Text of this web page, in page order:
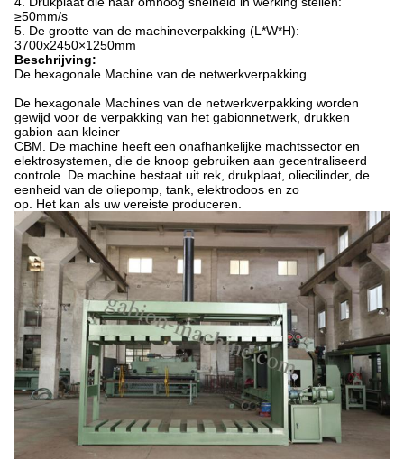
≥50mm/s
5. De grootte van de machineverpakking (L*W*H):
3700x2450×1250mm
Beschrijving:
De hexagonale Machine van de netwerkverpakking
De hexagonale Machines van de netwerkverpakking worden
gewijd voor de verpakking van het gabionnetwerk, drukken
gabion aan kleiner
CBM. De machine heeft een onafhankelijke machtssector en
elektrosystemen, die de knoop gebruiken aan gecentraliseerd
controle. De machine bestaat uit rek, drukplaat, oliecilinder, de
eenheid van de oliepomp, tank, elektrodoos en zo
op. Het kan als uw vereiste produceren.